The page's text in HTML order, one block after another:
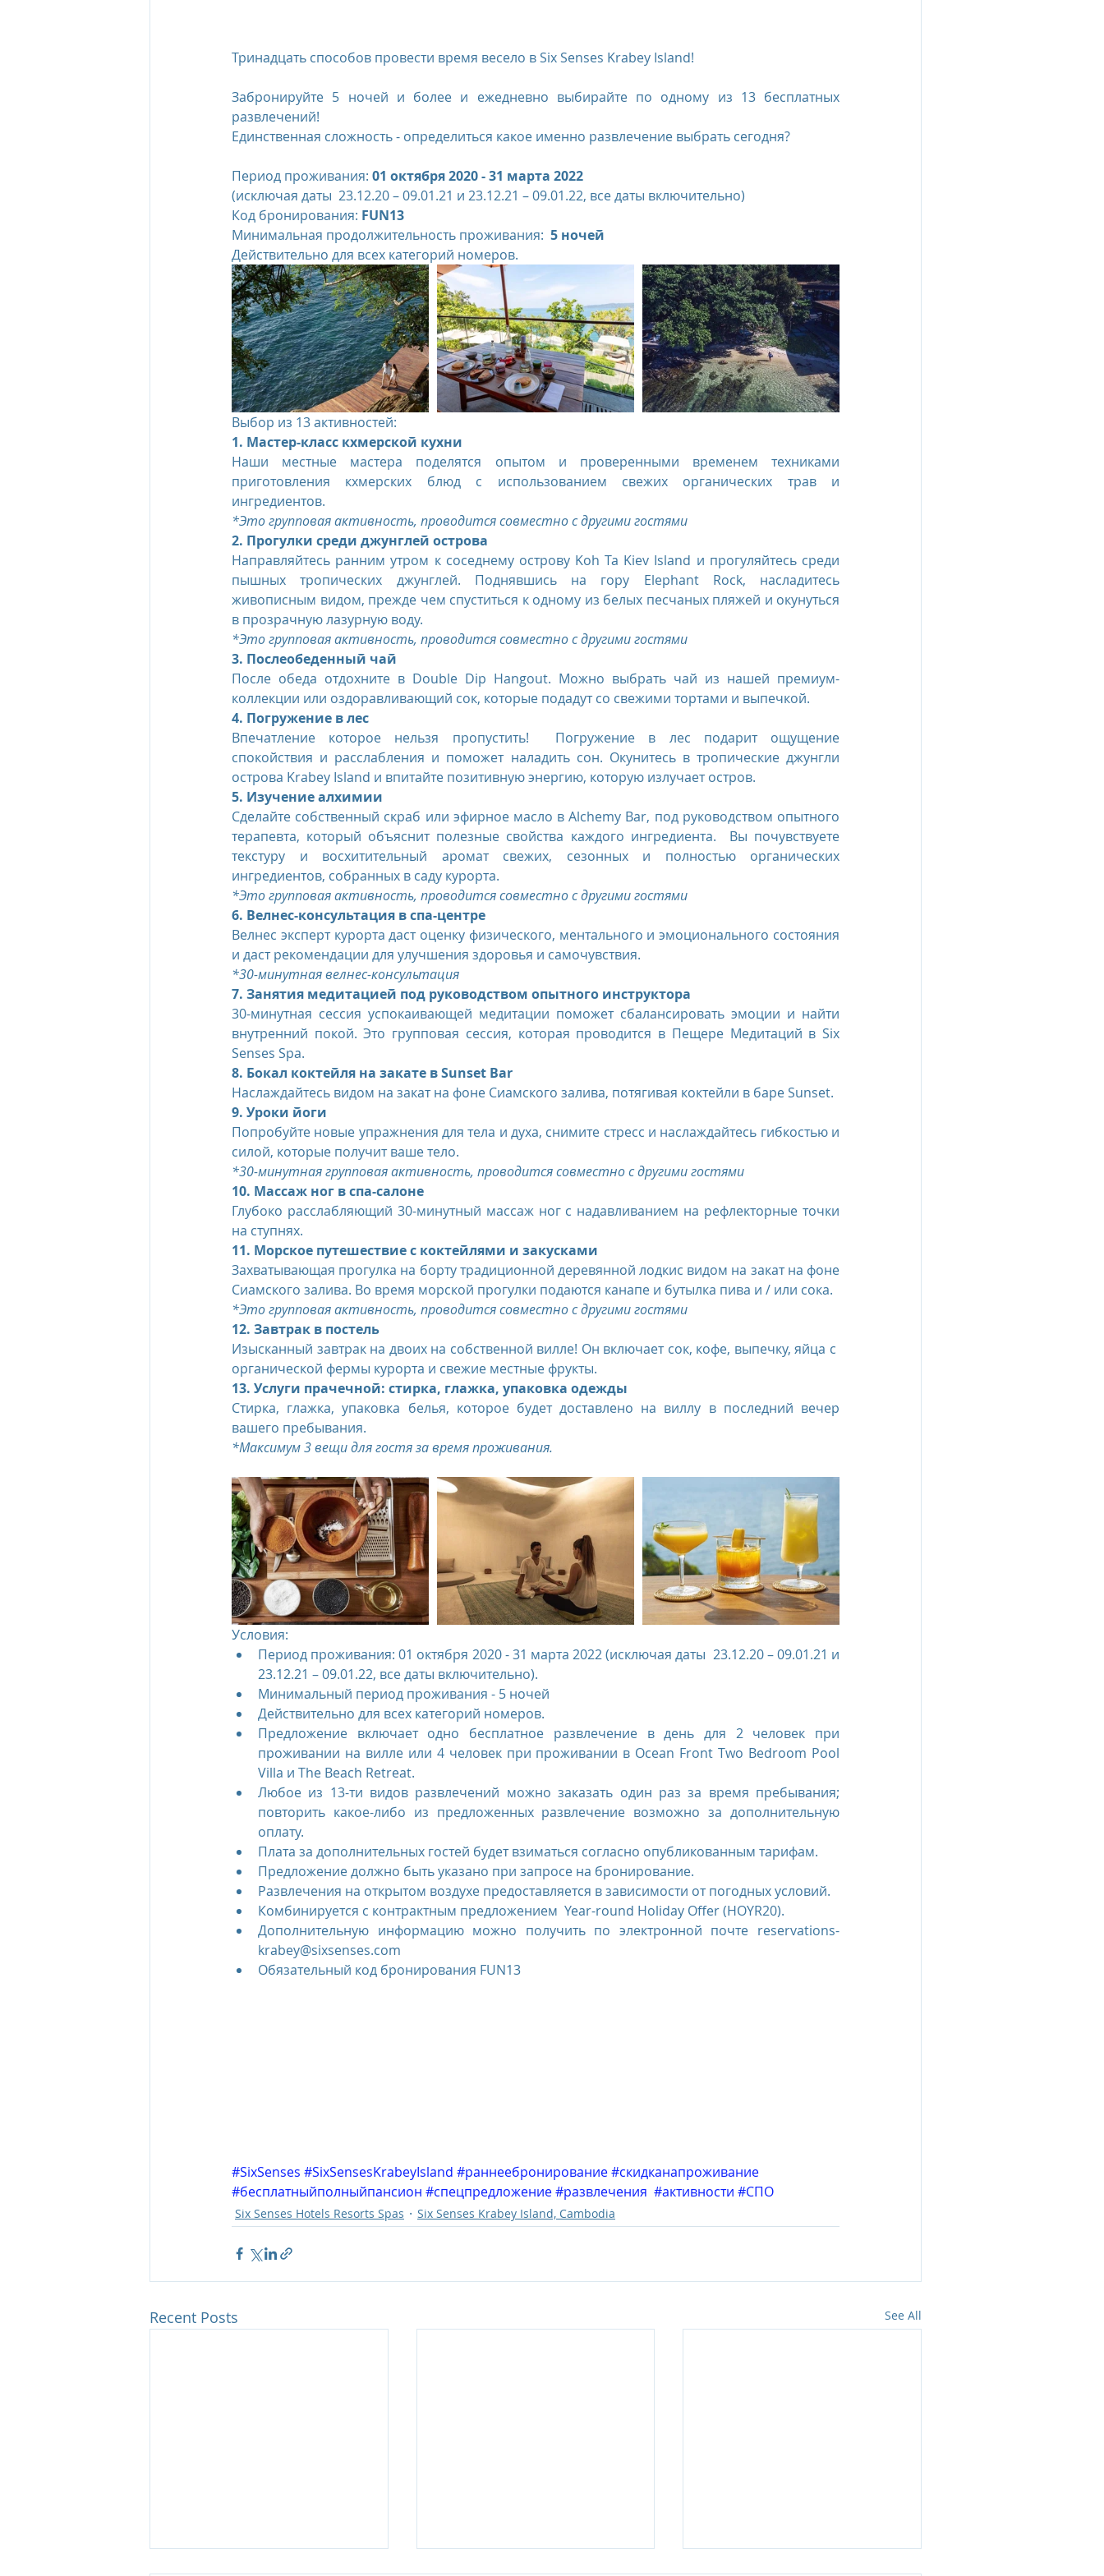
The Oberoi Dubai, UAE The Oberoi Sahl Hasheesh, Egypt
The Oberoi, Marrakech InterContinental Phuket Resort Regent Bali Canggu
Al Zorah Beach Resort Sun Resorts
Тринадцать способов провести время весело в Six Senses Krabey Island!
Забронируйте 5 ночей и более и ежедневно выбирайте по одному из 13 бесплатных
развлечений!
Единственная сложность - определиться какое именно развлечение выбрать сегодня?
Период проживания: 01 октября 2020 - 31 марта 2022
(исключая даты  23.12.20 – 09.01.21 и 23.12.21 – 09.01.22, все даты включительно)
Код бронирования: FUN13
Минимальная продолжительность проживания: 5 ночей
Действительно для всех категорий номеров.
Выбор из 13 активностей:
1. Мастер-класс кхмерской кухни
Наши местные мастера поделятся опытом и проверенными временем техниками
приготовления кхмерских блюд с использованием свежих органических трав и
ингредиентов.
*Это групповая активность, проводится совместно с другими гостями
2. Прогулки среди джунглей острова
Направляйтесь ранним утром к соседнему острову Koh Ta Kiev Island и прогуляйтесь среди
пышных тропических джунглей. Поднявшись на гору Elephant Rock, насладитесь
живописным видом, прежде чем спуститься к одному из белых песчаных пляжей и окунуться
в прозрачную лазурную воду.
*Это групповая активность, проводится совместно с другими гостями
3. Послеобеденный чай
После обеда отдохните в Double Dip Hangout. Можно выбрать чай из нашей премиум-
коллекции или оздоравливающий сок, которые подадут со свежими тортами и выпечкой.
4. Погружение в лес
Впечатление которое нельзя пропустить!  Погружение в лес подарит ощущение
спокойствия и расслабления и поможет наладить сон. Окунитесь в тропические джунгли
острова Krabey Island и впитайте позитивную энергию, которую излучает остров.
5. Изучение алхимии
Сделайте собственный скраб или эфирное масло в Alchemy Bar, под руководством опытного
терапевта, который объяснит полезные свойства каждого ингредиента.  Вы почувствуете
текстуру и восхитительный аромат свежих, сезонных и полностью органических
ингредиентов, собранных в саду курорта.
*Это групповая активность, проводится совместно с другими гостями
6. Велнес-консультация в спа-центре
Велнес эксперт курорта даст оценку физического, ментального и эмоционального состояния
и даст рекомендации для улучшения здоровья и самочувствия.
*30-минутная велнес-консультация
7. Занятия медитацией под руководством опытного инструктора
30-минутная сессия успокаивающей медитации поможет сбалансировать эмоции и найти
внутренний покой. Это групповая сессия, которая проводится в Пещере Медитаций в Six
Senses Spa.
8. Бокал коктейля на закате в Sunset Bar
Наслаждайтесь видом на закат на фоне Сиамского залива, потягивая коктейли в баре Sunset.
9. Уроки йоги
Попробуйте новые упражнения для тела и духа, снимите стресс и наслаждайтесь гибкостью и
силой, которые получит ваше тело.
*30-минутная групповая активность, проводится совместно с другими гостями
10. Массаж ног в спа-салоне
Глубоко расслабляющий 30-минутный массаж ног с надавливанием на рефлекторные точки
на ступнях.
11. Морское путешествие с коктейлями и закусками
Захватывающая прогулка на борту традиционной деревянной лодкис видом на закат на фоне
Сиамского залива. Во время морской прогулки подаются канапе и бутылка пива и / или сока.
*Это групповая активность, проводится совместно с другими гостями
12. Завтрак в постель
Изысканный завтрак на двоих на собственной вилле! Он включает сок, кофе, выпечку, яйца с
органической фермы курорта и свежие местные фрукты.
13. Услуги прачечной: стирка, глажка, упаковка одежды
Стирка, глажка, упаковка белья, которое будет доставлено на виллу в последний вечер
вашего пребывания.
*Максимум 3 вещи для гостя за время проживания.
Условия:
Период проживания: 01 октября 2020 - 31 марта 2022 (исключая даты  23.12.20 – 09.01.21 и
23.12.21 – 09.01.22, все даты включительно).
Минимальный период проживания - 5 ночей
Действительно для всех категорий номеров.
Предложение включает одно бесплатное развлечение в день для 2 человек при
проживании на вилле или 4 человек при проживании в Ocean Front Two Bedroom Pool
Villa и The Beach Retreat.
Любое из 13-ти видов развлечений можно заказать один раз за время пребывания;
повторить какое-либо из предложенных развлечение возможно за дополнительную
оплату.
Плата за дополнительных гостей будет взиматься согласно опубликованным тарифам.
Предложение должно быть указано при запросе на бронирование.
Развлечения на открытом воздухе предоставляется в зависимости от погодных условий.
Комбинируется с контрактным предложением  Year-round Holiday Offer (HOYR20).
Дополнительную информацию можно получить по электронной почте reservations-
krabey@sixsenses.com
Обязательный код бронирования FUN13
#SixSenses #SixSensesKrabeyIsland #раннеебронирование#скидканапроживание
#бесплатныйполныйпансион #спецпредложение#развлечения #активности #СПО
Six Senses Hotels Resorts Spas Six Senses Krabey Island, Cambodia
Recent Posts See All